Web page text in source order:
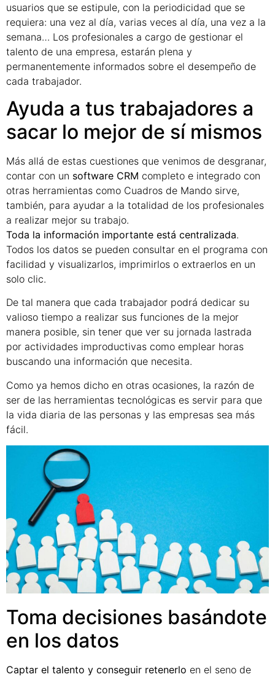
usuarios que se estipule, con la periodicidad que se
requiera: una vez al día, varias veces al día, una vez a la
semana… Los profesionales a cargo de gestionar el
talento de una empresa, estarán plena y
permanentemente informados sobre el desempeño de
cada trabajador.
Ayuda a tus trabajadores a
sacar lo mejor de sí mismos
Más allá de estas cuestiones que venimos de desgranar,
contar con un software CRM completo e integrado con
otras herramientas como Cuadros de Mando sirve,
también, para ayudar a la totalidad de los profesionales
a realizar mejor su trabajo.
Toda la información importante está centralizada.
Todos los datos se pueden consultar en el programa con
facilidad y visualizarlos, imprimirlos o extraerlos en un
solo clic.
De tal manera que cada trabajador podrá dedicar su
valioso tiempo a realizar sus funciones de la mejor
manera posible, sin tener que ver su jornada lastrada
por actividades improductivas como emplear horas
buscando una información que necesita.
Como ya hemos dicho en otras ocasiones, la razón de
ser de las herramientas tecnológicas es servir para que
la vida diaria de las personas y las empresas sea más
fácil.
Toma decisiones basándote
en los datos
Captar el talento y conseguir retenerlo en el seno de